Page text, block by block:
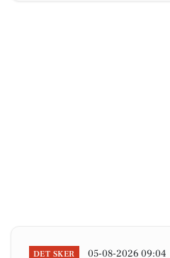
DET SKER 05-08-2026 09:04